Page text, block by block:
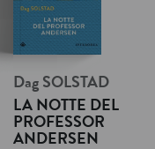
Dag SOLSTAD
LA NOTTE DEL
PROFESSOR
ANDERSEN